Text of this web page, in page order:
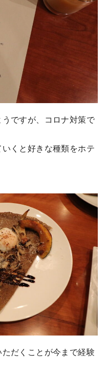
ですが、コロナ対策で
くと好きな種類をホテ
だくことが今まで経験